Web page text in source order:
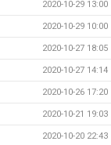
2020-10-29 13:00
2020-10-29 10:00
2020-10-27 18:05
2020-10-27 14:14
2020-10-26 17:20
2020-10-21 19:03
2020-10-20 22:43